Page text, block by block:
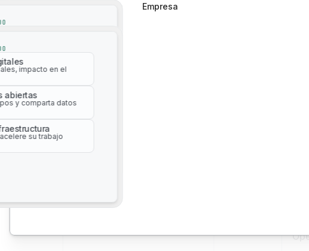
abiertas
y comparta datos
su trabajo
Empresa
impacto en el
abiertas
y comparta datos
su trabajo
Gestión de activos impulsada por IA
Recorridos automatizados